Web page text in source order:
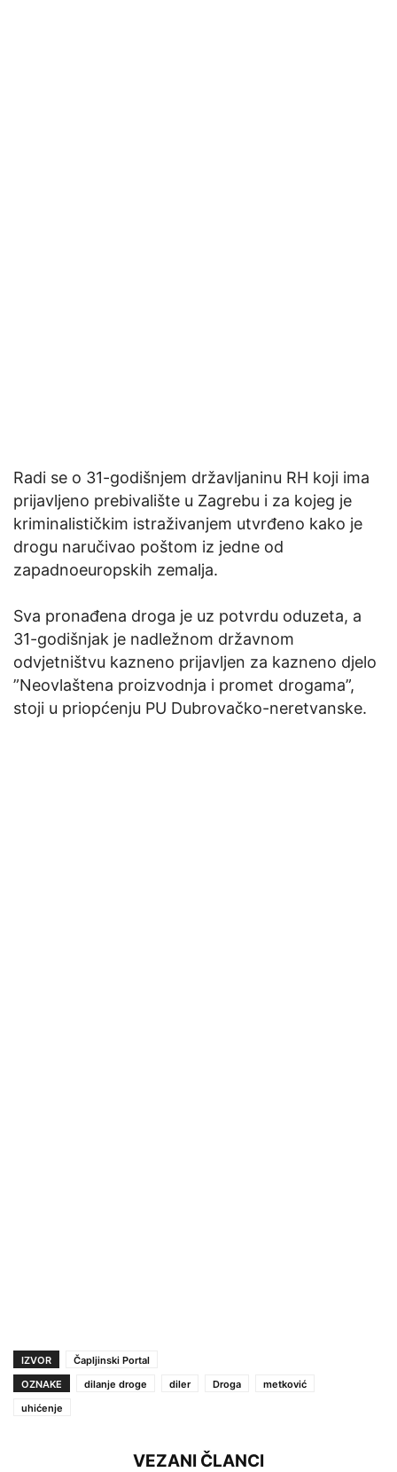
Radi se o 31-godišnjem državljaninu RH koji ima
prijavljeno prebivalište u Zagrebu i za kojeg je
kriminalističkim istraživanjem utvrđeno kako je
drogu naručivao poštom iz jedne od
zapadnoeuropskih zemalja.
Sva pronađena droga je uz potvrdu oduzeta, a
31-godišnjak je nadležnom državnom
odvjetništvu kazneno prijavljen za kazneno djelo
”Neovlaštena proizvodnja i promet drogama”,
stoji u priopćenju PU Dubrovačko-neretvanske.
IZVOR
Čapljinski Portal
OZNAKE
dilanje droge diler Droga
metković
uhićenje
VEZANI ČLANCI